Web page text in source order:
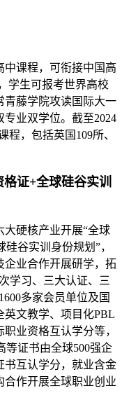
中课程，可衔接中国高
学生可报考世界高校
青藤学院攻读国际大一
业双学位。截至2024
，包括英国109所、
格证+全球硅谷实训
大硬核产业开展“全球
谷实训身份规划”，
企业合作开展研学，拓
学习、三大认证、三
多家会员单位及国
英文教学、项目化PBL
业资格互认学分等，
等证书由全球500强企
书互认学分，就业含金
合作开展全球职业创业